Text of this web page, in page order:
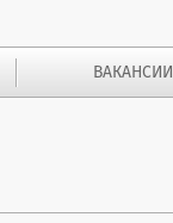
ВАКАНСИИ